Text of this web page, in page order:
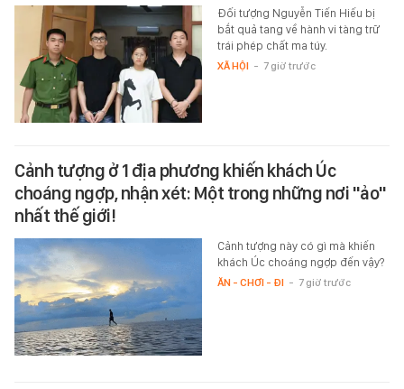
Đối tượng Nguyễn Tiến Hiếu bị
bắt quả tang về hành vi tàng trữ
trái phép chất ma túy.
XÃ HỘI - 7 giờ trước
Cảnh tượng ở 1 địa phương khiến khách Úc
choáng ngợp, nhận xét: Một trong những nơi "ảo"
nhất thế giới!
Cảnh tượng này có gì mà khiến
khách Úc choáng ngợp đến vậy?
ĂN - CHƠI - ĐI - 7 giờ trước